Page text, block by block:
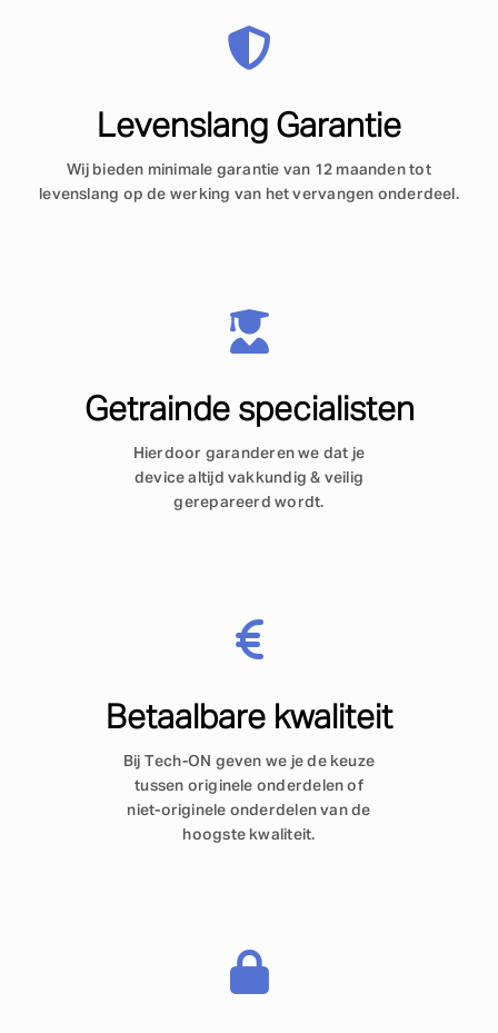
Levenslang Garantie
Wij bieden minimale garantie van 12 maanden tot
levenslang op de werking van het vervangen onderdeel.
Getrainde specialisten
Hierdoor garanderen we dat je
device altijd vakkundig & veilig
gerepareerd wordt.
Betaalbare kwaliteit
Bij Tech-ON geven we je de keuze
tussen originele onderdelen of
niet-originele onderdelen van de
hoogste kwaliteit.